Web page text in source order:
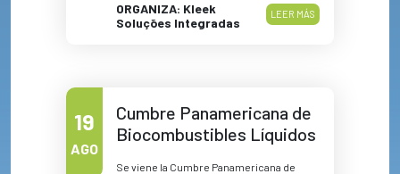
ORGANIZA: Kleek
Soluções Integradas
LEER MÁS
19
AGO
Cumbre Panamericana de
Biocombustibles Líquidos
Se viene la Cumbre Panamericana de